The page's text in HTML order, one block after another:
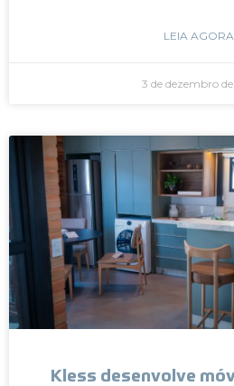
LEIA AGORA
3 de dezembro
Kless desenvolve